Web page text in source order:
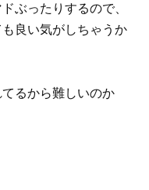
ぶったりするので、
良い気がしちゃうか
るから難しいのか